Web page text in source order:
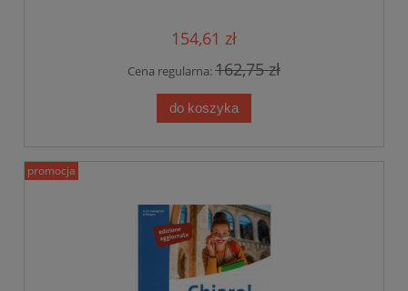
154,61 zł
Cena regularna:162,75 zł
do koszyka
promocja